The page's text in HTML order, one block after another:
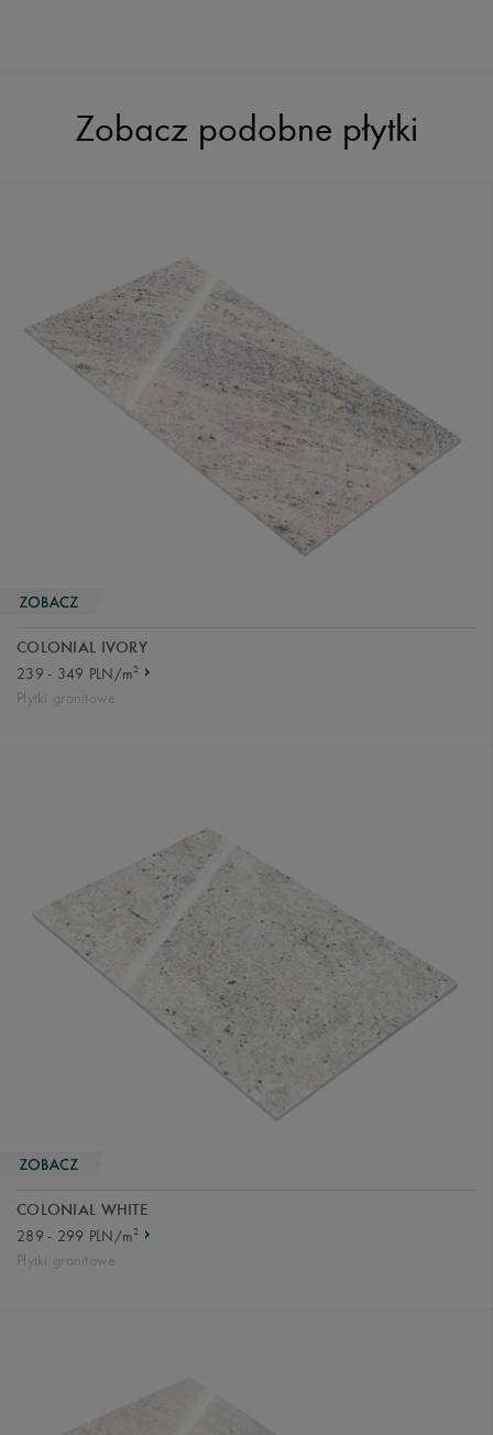
Zobacz podobne płytki
COLONIAL IVORY
239 - 349 PLN/m2
Płytki granitowe
COLONIAL WHITE
289 - 299 PLN/m2
Płytki granitowe